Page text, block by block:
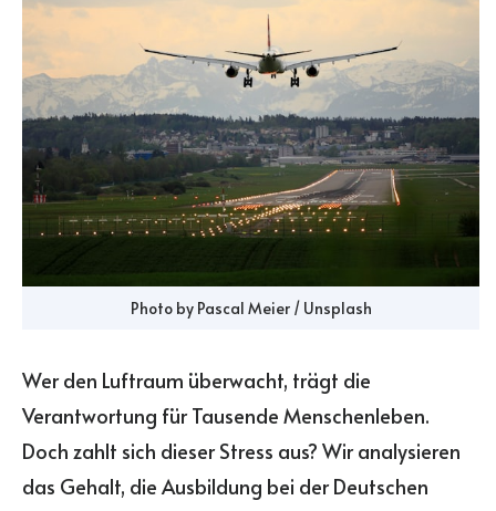
Photo by Pascal Meier / Unsplash
Wer den Luftraum überwacht, trägt die
Verantwortung für Tausende Menschenleben.
Doch zahlt sich dieser Stress aus? Wir analysieren
das Gehalt, die Ausbildung bei der Deutschen